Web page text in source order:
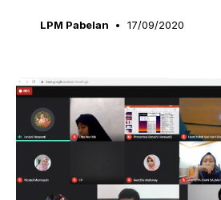
LPM Pabelan 17/09/2020